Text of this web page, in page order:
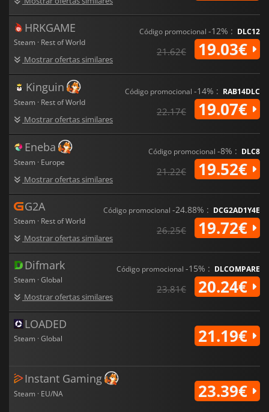
HRKGAME
Steam · Rest of World
Mostrar ofertas similares
Código promocional -12% : DLC12
21.62€ 19.03€
Kinguin
Steam · Rest of World
Mostrar ofertas similares
Código promocional -14% : RAB14DLC
22.17€ 19.07€
Eneba
Steam · Europe
Mostrar ofertas similares
Código promocional -8% : DLC8
21.22€ 19.52€
G2A
Steam · Rest of World
Mostrar ofertas similares
Código promocional -24.88% : DCG2AD1Y4E
26.25€ 19.72€
Difmark
Steam · Global
Mostrar ofertas similares
Código promocional -15% : DLCOMPARE
23.81€ 20.24€
LOADED
Steam · Global 21.19€
Instant Gaming
Steam · EU/NA 23.39€